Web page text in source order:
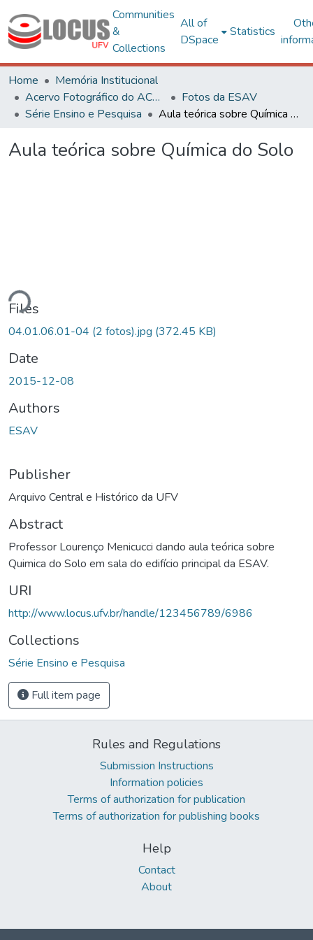
Communities
&
Collections
All of
DSpace
Statistics
Home
Memória Institucional
Acervo Fotográfico do ACH-UFV
Fotos da ESAV
Série Ensino e Pesquisa
Aula teórica sobre Química do Solo
Aula teórica sobre Química do Solo
Files
04.01.06.01-04 (2 fotos).jpg (372.45 KB)
Date
2015-12-08
Authors
ESAV
Publisher
Arquivo Central e Histórico da UFV
Abstract
Professor Lourenço Menicucci dando aula teórica sobre
Quimica do Solo em sala do edifício principal da ESAV.
URI
http://www.locus.ufv.br/handle/123456789/6986
Collections
Série Ensino e Pesquisa
Full item page
Rules and Regulations
Submission Instructions
Information policies
Terms of authorization for publication
Terms of authorization for publishing books
Help
Contact
About